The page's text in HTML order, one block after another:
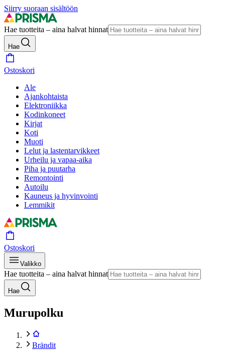
Siirry suoraan sisältöön
Hae tuotteita – aina halvat hinnat
Hae
Ostoskori
Ale
Ajankohtaista
Elektroniikka
Kodinkoneet
Kirjat
Koti
Muoti
Lelut ja lastentarvikkeet
Urheilu ja vapaa-aika
Piha ja puutarha
Remontointi
Autoilu
Kauneus ja hyvinvointi
Lemmikit
Ostoskori
Valikko
Hae tuotteita – aina halvat hinnat
Hae
Murupolku
Brändit